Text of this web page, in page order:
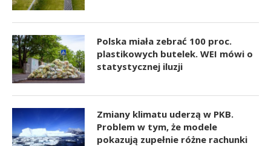
Polska miała zebrać 100 proc.
plastikowych butelek. WEI mówi o
statystycznej iluzji
Zmiany klimatu uderzą w PKB.
Problem w tym, że modele
pokazują zupełnie różne rachunki